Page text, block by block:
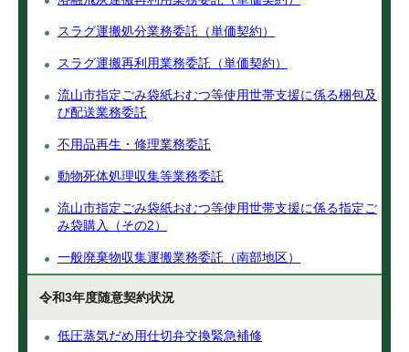
スラグ運搬処分業務委託（単価契約）
スラグ運搬再利用業務委託（単価契約）
流山市指定ごみ袋紙おむつ等使用世帯支援に係る梱包及
び配送業務委託
不用品再生・修理業務委託
動物死体処理収集等業務委託
流山市指定ごみ袋紙おむつ等使用世帯支援に係る指定ご
み袋購入（その2）
一般廃棄物収集運搬業務委託（南部地区）
令和3年度随意契約状況
低圧蒸気だめ用仕切弁交換緊急補修